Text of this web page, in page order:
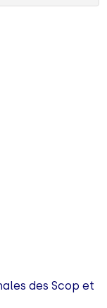
des Scop et